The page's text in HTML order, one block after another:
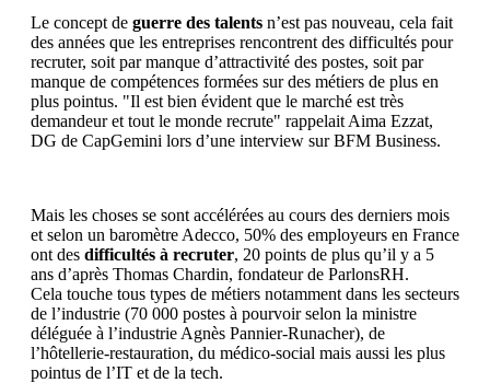
Le concept de guerre des talents n’est pas nouveau, cela fait
des années que les entreprises rencontrent des difficultés pour
recruter, soit par manque d’attractivité des postes, soit par
manque de compétences formées sur des métiers de plus en
plus pointus. "Il est bien évident que le marché est très
demandeur et tout le monde recrute" rappelait Aima Ezzat,
DG de CapGemini lors d’une interview sur BFM Business.
Mais les choses se sont accélérées au cours des derniers mois
et selon un baromètre Adecco, 50% des employeurs en France
ont des difficultés à recruter, 20 points de plus qu’il y a 5
ans d’après Thomas Chardin, fondateur de ParlonsRH.
Cela touche tous types de métiers notamment dans les secteurs
de l’industrie (70 000 postes à pourvoir selon la ministre
déléguée à l’industrie Agnès Pannier-Runacher), de
l’hôtellerie-restauration, du médico-social mais aussi les plus
pointus de l’IT et de la tech.